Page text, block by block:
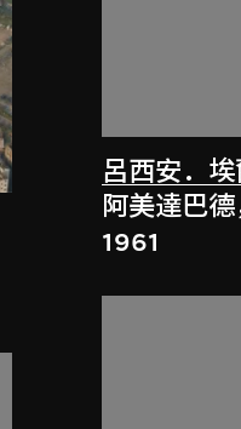
呂西安．
阿美達巴
1961